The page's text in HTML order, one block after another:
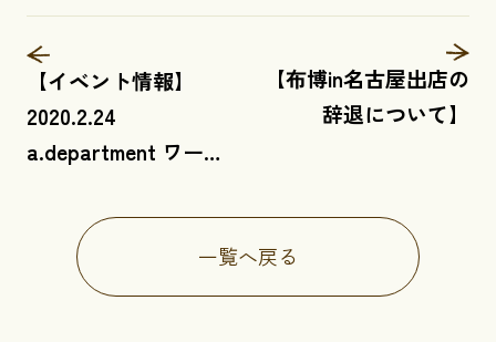
【イベント情報】
2020.2.24
a.department ワーク
青山291
一覧へ戻る
【布博in名古屋出店の
辞退について】